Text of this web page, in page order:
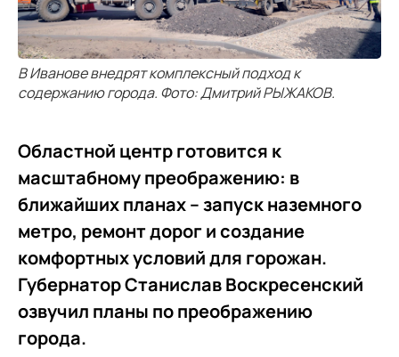
В Иванове внедрят комплексный подход к
содержанию города. Фото: Дмитрий РЫЖАКОВ.
Областной центр готовится к
масштабному преображению: в
ближайших планах – запуск наземного
метро, ремонт дорог и создание
комфортных условий для горожан.
Губернатор Станислав Воскресенский
озвучил планы по преображению
города.